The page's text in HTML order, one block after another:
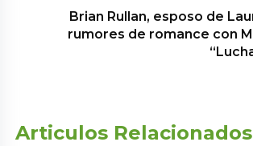
Brian Rullan, esposo de
rumores de romance con
Articulos Relacionados